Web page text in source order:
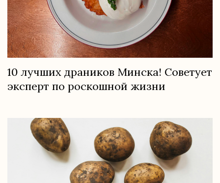
10 лучших драников Минска! Советует
эксперт по роскошной жизни